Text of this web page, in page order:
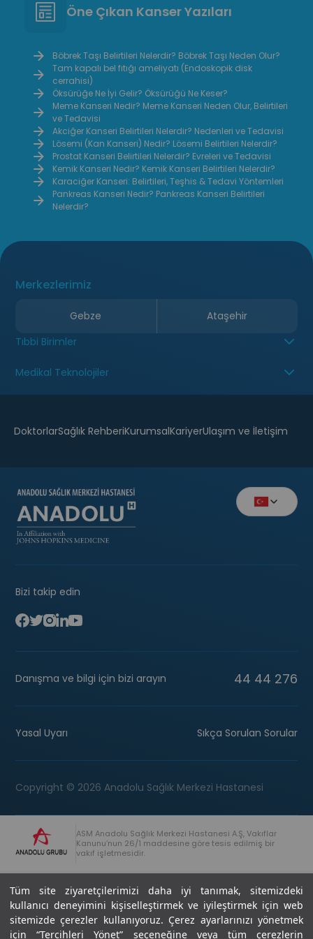
Tüm site ziyaretçilerimizi daha iyi tanımak, sitemizdeki
kullanıcı deneyimini kişiselleştirmek ve iyileştirmek için web
sitemizde çerezler kullanıyoruz. Çerez ayarlarınızı yönetmek
için “Tercihleri Yönet” seçeneğine veya tüm çerezlerin
olabilir. İç hemoroidin nedenleri
arasında kabızlık, uzun süreli oturma,
bulunur. Belirtilerin doğru
tanımlanması ve uygun tedavi
yöntemlerinin seçilmesi, şikayetlerin
giderilmesinde kritik öneme sahiptir.
İç hemoroid tedavisinde medikal
uygulamalar, yaşam tarzı değişiklikleri
ve ileri vakalarda cerrahi müdahaleler
kullanılabilir. Bu içerikte, iç hemoroidin
nedenleri, evreleri ve tedavi
seçenekleri detaylı şekilde ele
Öne Çıkan Kanser Yazıları
Böbrek Taşı Belirtileri Nelerdir? Böbrek Taşı Neden Olur?
Tam kapalı bel fıtığı ameliyatı (Endoskopik disk
cerrahisi)
Öksürüğe Ne İyi Gelir? Öksürüğü Ne Keser?
Meme Kanseri Nedir? Meme Kanseri Neden Olur, Belirtileri
ve Tedavisi
Akciğer Kanseri Belirtileri Nelerdir? Nedenleri ve Tedavisi
Lösemi (Kan Kanseri) Nedir? Lösemi Belirtileri Nelerdir?
Prostat Kanseri Belirtileri Nelerdir? Evreleri ve Tedavisi
Kemik Kanseri Nedir? Kemik Kanseri Belirtileri Nelerdir?
Karaciğer Kanseri: Belirtileri, Teşhis & Tedavi Yöntemleri
Pankreas Kanseri Nedir? Pankreas Kanseri Belirtileri
Nelerdir?
Merkezlerimiz
Gebze
Ataşehir
Tıbbi Birimler
Medikal Teknolojiler
DoktorlarSağlık RehberiKurumsalKariyerUlaşım ve İletişim
Bizi takip edin
Danışma ve bilgi için bizi arayın 44 44 276
Yasal Uyarı Sıkça Sorulan Sorular
Copyright © 2026 Anadolu Sağlık Merkezi Hastanesi
ASM Anadolu Sağlık Merkezi Hastanesi A.Ş, Vakıflar
Kanunu’nun 26/1 maddesine göre tesis edilmiş bir
vakıf işletmesidir.
Anadolu Grubu Danışma Hattı +90 (262) 678 54 00